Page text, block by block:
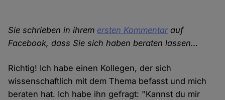
Sie schrieben in ihrem ersten Kommentarauf
Facebook, dass Sie sich haben beraten lassen…
Richtig! Ich habe einen Kollegen, der sich
wissenschaftlich mit dem Thema befasst und mich
beraten hat. Ich habe ihn gefragt: "Kannst du mir